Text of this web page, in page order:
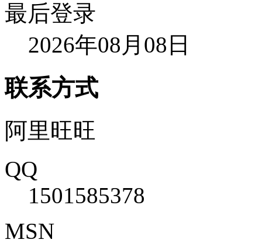
最后登录
2026年08月08日
联系方式
阿里旺旺
QQ
1501585378
MSN